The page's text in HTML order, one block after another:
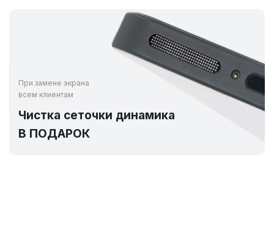
При замене экрана
всем клиентам
Чистка сеточки динамика
В ПОДАРОК